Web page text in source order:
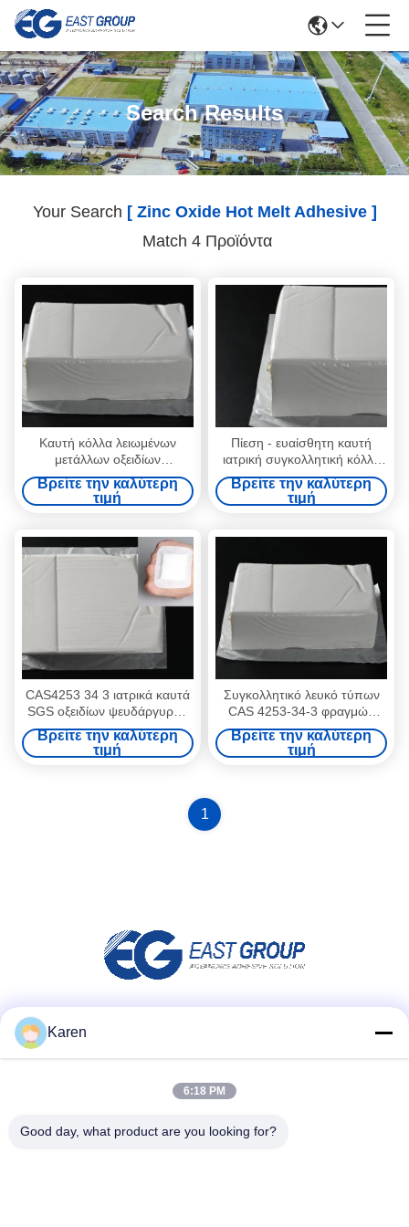
Search Results
Your Search [ Zinc Oxide Hot Melt Adhesive ]
Match 4 Προϊόντα
Καυτή κόλλα λειωμένων
μετάλλων οξειδίων
ψευδάργυρου για την πίεση
ταινιών - ευαίσθητη
συγκολλητική κόλλα
Βρείτε την καλύτερη
τιμή
Πίεση - ευαίσθητη καυτή
ιατρική συγκολλητική κόλλα
οξειδίων ψευδάργυρου
λειωμένων μετάλλων
συγκολλητική
Βρείτε την καλύτερη
τιμή
CAS4253 34 3 ιατρικά καυτά
SGS οξειδίων ψευδάργυρου
λειωμένων μετάλλων
συγκολλητικά συγκολλητικά
Ποε
Βρείτε την καλύτερη
τιμή
Συγκολλητικό λευκό τύπων
CAS 4253-34-3 φραγμών
μαξιλαριών οξειδίων
ψευδάργυρου TPR
Βρείτε την καλύτερη
τιμή
1
Karen
6:18 PM
Good day, what product are you looking for?